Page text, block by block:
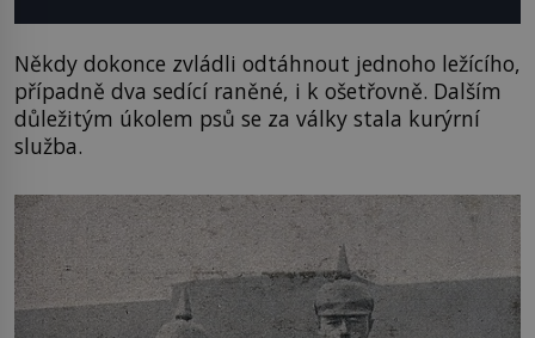
Někdy dokonce zvládli odtáhnout jednoho ležícího,
případně dva sedící raněné, i k ošetřovně. Dalším
důležitým úkolem psů se za války stala kurýrní
služba.